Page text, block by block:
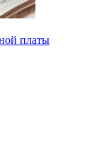
платы